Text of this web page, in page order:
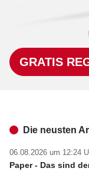
GRATIS
Die neusten
06.08.2026 um 12:24
Paper - Das sind